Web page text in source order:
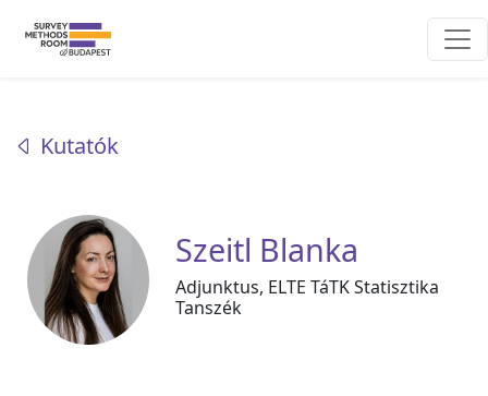
Kutatók
Szeitl Blanka
Adjunktus, ELTE TáTK Statisztika
Tanszék